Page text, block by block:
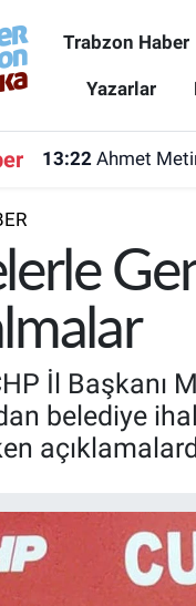
Trabzon Haber
Yazarlar
13:22 Ahmet
İl Başkanı
belediye
Haritası
ve Fikstür